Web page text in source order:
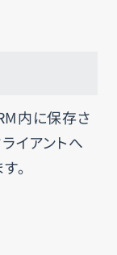
内に保存さ
イアントへ
。